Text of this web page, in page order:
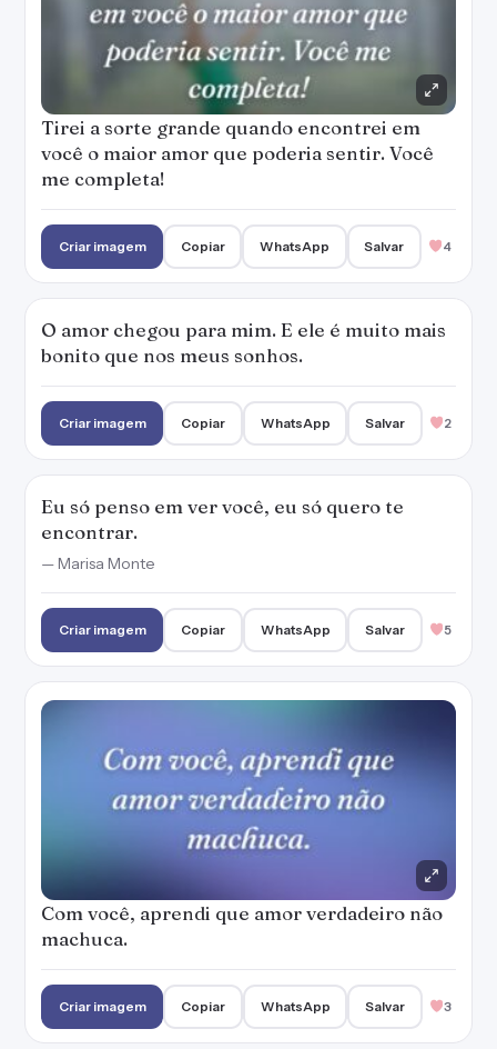
Tirei a sorte grande quando encontrei em
você o maior amor que poderia sentir. Você
me completa!
Criar imagem Copiar WhatsApp Salvar 4
O amor chegou para mim. E ele é muito mais
bonito que nos meus sonhos.
Criar imagem Copiar WhatsApp Salvar 2
Eu só penso em ver você, eu só quero te
encontrar.
— Marisa Monte
Criar imagem Copiar WhatsApp Salvar 5
Com você, aprendi que amor verdadeiro não
machuca.
Criar imagem Copiar WhatsApp Salvar 3